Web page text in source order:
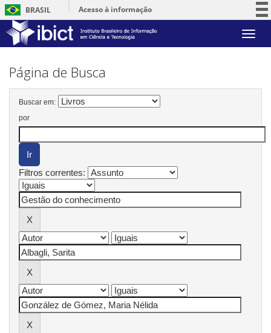
BRASIL
Acesso à informação
Serviços
Skip
Página de Busca
Buscar em:
por
Filtros correntes: